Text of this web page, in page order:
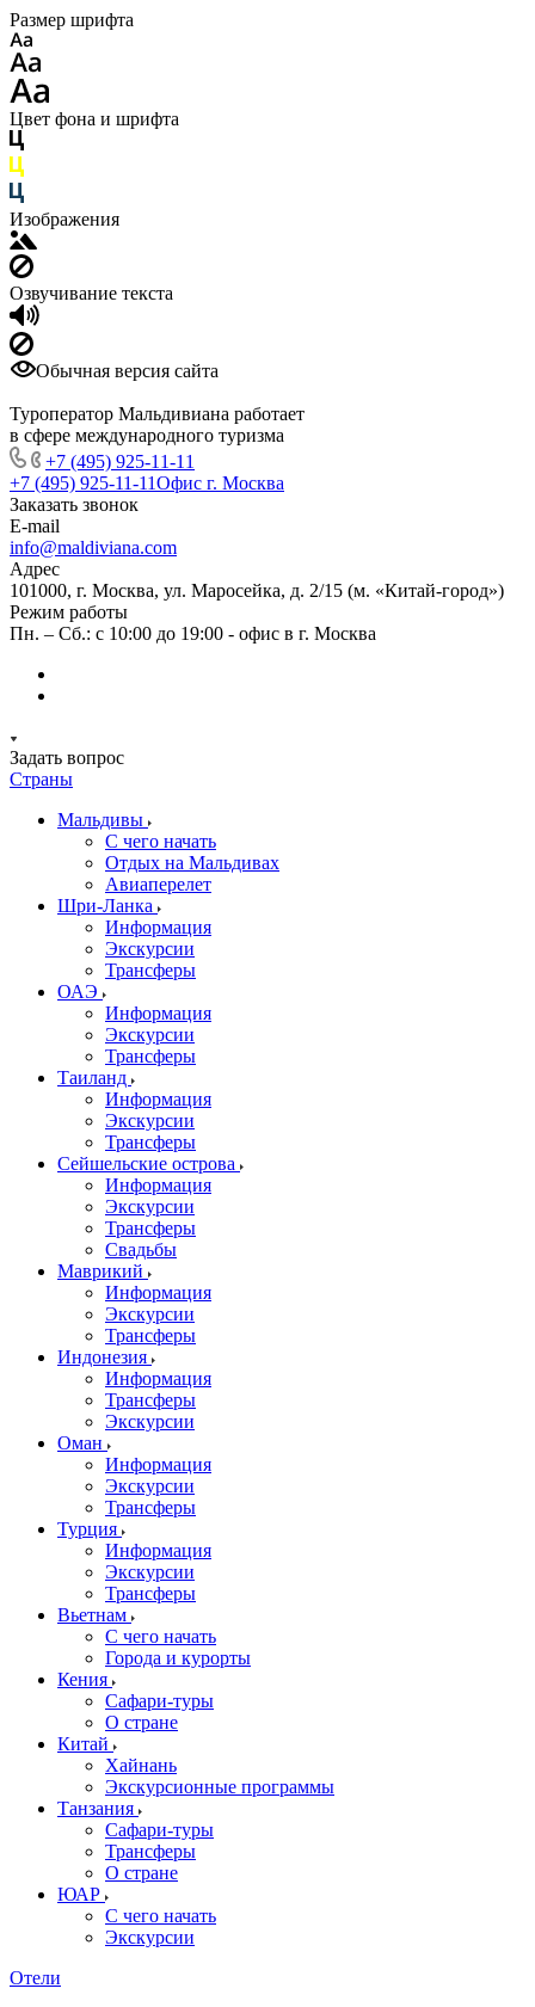
Размер шрифта
Цвет фона и шрифта
Изображения
Озвучивание текста
Обычная версия сайта
Туроператор Мальдивиана работает
в сфере международного туризма
+7 (495) 925-11-11
+7 (495) 925-11-11Офис г. Москва
Заказать звонок
E-mail
info@maldiviana.com
Адрес
101000, г. Москва, ул. Маросейка, д. 2/15 (м. «Китай-город»)
Режим работы
Пн. – Сб.: с 10:00 до 19:00 - офис в г. Москва
Задать вопрос
Страны
Мальдивы
С чего начать
Отдых на Мальдивах
Авиаперелет
Шри-Ланка
Информация
Экскурсии
Трансферы
ОАЭ
Информация
Экскурсии
Трансферы
Таиланд
Информация
Экскурсии
Трансферы
Сейшельские острова
Информация
Экскурсии
Трансферы
Свадьбы
Маврикий
Информация
Экскурсии
Трансферы
Индонезия
Информация
Трансферы
Экскурсии
Оман
Информация
Экскурсии
Трансферы
Турция
Информация
Экскурсии
Трансферы
Вьетнам
С чего начать
Города и курорты
Кения
Сафари-туры
О стране
Китай
Хайнань
Экскурсионные программы
Танзания
Сафари-туры
Трансферы
О стране
ЮАР
С чего начать
Экскурсии
Отели